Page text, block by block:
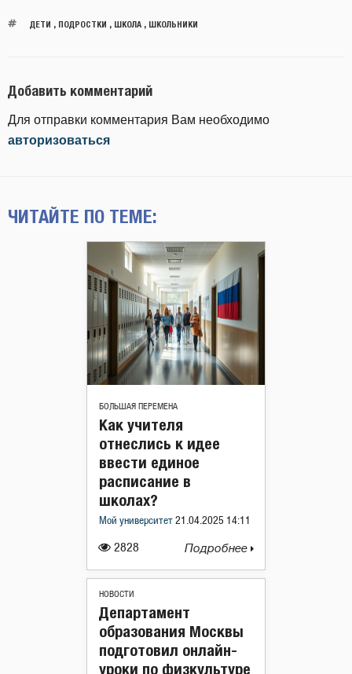
ДЕТИ , ПОДРОСТКИ , ШКОЛА, ШКОЛЬНИКИ
Добавить комментарий
Для отправки комментария Вам необходимо
авторизоваться
ЧИТАЙТЕ ПО ТЕМЕ:
БОЛЬШАЯ ПЕРЕМЕНА
2828
Как учителя
отнеслись к идее
ввести единое
расписание в
школах?
Мой университет 21.04.2025 14:11
Подробнее
НОВОСТИ
Департамент
образования Москвы
подготовил онлайн-
уроки по физкультуре